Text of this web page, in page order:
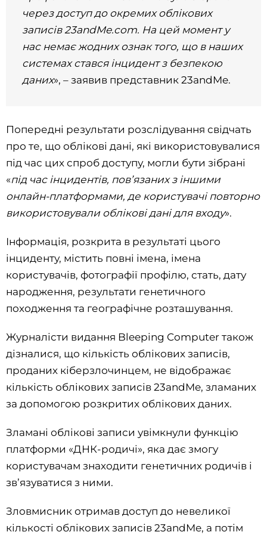
через доступ до окремих облікових
записів 23andMe.com. На цей момент у
нас немає жодних ознак того, що в наших
системах стався інцидент з безпекою
даних», – заявив представник 23andMe.
Попередні результати розслідування свідчать
про те, що облікові дані, які використовувалися
під час цих спроб доступу, могли бути зібрані
«під час інцидентів, пов’язаних з іншими
онлайн-платформами, де користувачі повторно
використовували облікові дані для входу».
Інформація, розкрита в результаті цього
інциденту, містить повні імена, імена
користувачів, фотографії профілю, стать, дату
народження, результати генетичного
походження та географічне розташування.
Журналісти видання Bleeping Computer також
дізналися, що кількість облікових записів,
проданих кіберзлочинцем, не відображає
кількість облікових записів 23andMe, зламаних
за допомогою розкритих облікових даних.
Зламані облікові записи увімкнули функцію
платформи «ДНК-родичі», яка дає змогу
користувачам знаходити генетичних родичів і
зв’язуватися з ними.
Зловмисник отримав доступ до невеликої
кількості облікових записів 23andMe, а потім